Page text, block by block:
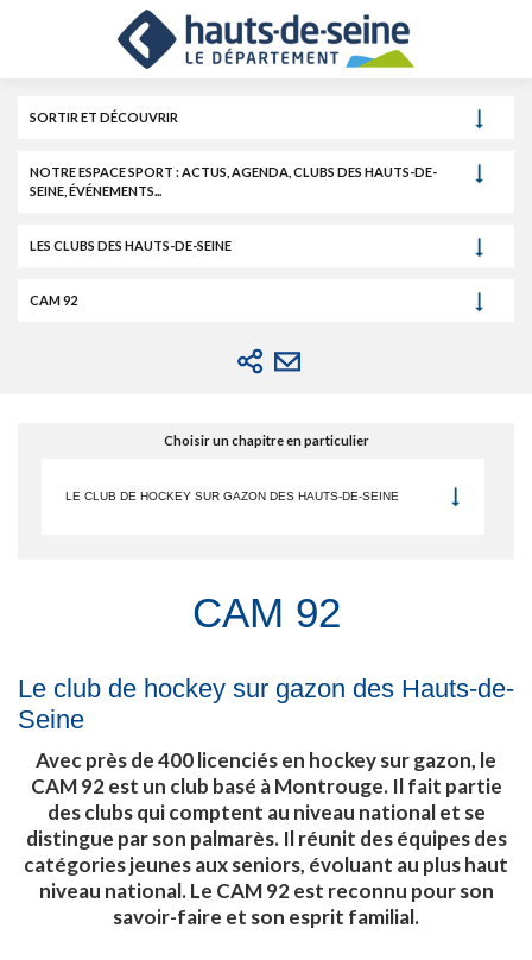
recherche
SORTIR ET DÉCOUVRIR
NOTRE ESPACE SPORT : ACTUS, AGENDA, CLUBS DES HAUTS-DE-
SEINE, ÉVÉNEMENTS...
LES CLUBS DES HAUTS-DE-SEINE
CAM 92
Choisir un chapitre en particulier
LE CLUB DE HOCKEY SUR GAZON DES HAUTS-DE-SEINE
CAM 92
Le club de hockey sur gazon des Hauts-de-
Seine
Avec près de 400 licenciés en hockey sur gazon, le
CAM 92 est un club basé à Montrouge. Il fait partie
des clubs qui comptent au niveau national et se
distingue par son palmarès. Il réunit des équipes des
catégories jeunes aux seniors, évoluant au plus haut
niveau national. Le CAM 92 est reconnu pour son
savoir-faire et son esprit familial.
Cookies et traceurs utilisés sur ce site.